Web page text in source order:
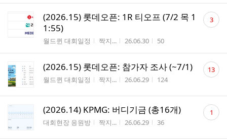
(2026.15) 롯데오픈: 1R 티오프 (7/2 목 1
1:55)
게시판명
월드퀸 대회일정 작성자
짝지... 작성시간
26.06.30 조회수
50
댓
글 3
(2026.15) 롯데오픈: 참가자 조사 (~7/1)
게시판명
월드퀸 대회일정 작성자
짝지... 작성시간
26.06.29 조회수
124
댓
글13
(2026.14) KPMG: 버디기금 (총16개)
게시판명
대회현장 응원방 작성자
짝지... 작성시간
26.06.29 조회수
36
댓
글 1